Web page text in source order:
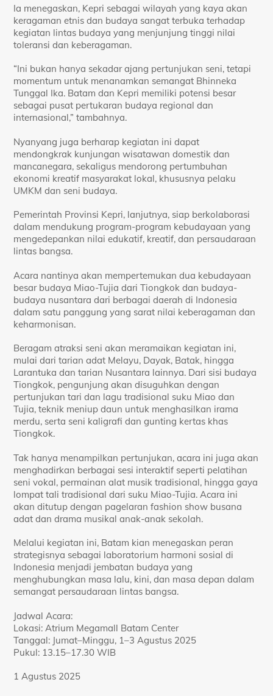
Ia menegaskan, Kepri sebagai wilayah yang kaya akan
keragaman etnis dan budaya sangat terbuka terhadap
kegiatan lintas budaya yang menjunjung tinggi nilai
toleransi dan keberagaman.
“Ini bukan hanya sekadar ajang pertunjukan seni, tetapi
momentum untuk menanamkan semangat Bhinneka
Tunggal Ika. Batam dan Kepri memiliki potensi besar
sebagai pusat pertukaran budaya regional dan
internasional,” tambahnya.
Nyanyang juga berharap kegiatan ini dapat
mendongkrak kunjungan wisatawan domestik dan
mancanegara, sekaligus mendorong pertumbuhan
ekonomi kreatif masyarakat lokal, khususnya pelaku
UMKM dan seni budaya.
Pemerintah Provinsi Kepri, lanjutnya, siap berkolaborasi
dalam mendukung program-program kebudayaan yang
mengedepankan nilai edukatif, kreatif, dan persaudaraan
lintas bangsa.
Acara nantinya akan mempertemukan dua kebudayaan
besar budaya Miao-Tujia dari Tiongkok dan budaya-
budaya nusantara dari berbagai daerah di Indonesia
dalam satu panggung yang sarat nilai keberagaman dan
keharmonisan.
Beragam atraksi seni akan meramaikan kegiatan ini,
mulai dari tarian adat Melayu, Dayak, Batak, hingga
Larantuka dan tarian Nusantara lainnya. Dari sisi budaya
Tiongkok, pengunjung akan disuguhkan dengan
pertunjukan tari dan lagu tradisional suku Miao dan
Tujia, teknik meniup daun untuk menghasilkan irama
merdu, serta seni kaligrafi dan gunting kertas khas
Tiongkok.
Tak hanya menampilkan pertunjukan, acara ini juga akan
menghadirkan berbagai sesi interaktif seperti pelatihan
seni vokal, permainan alat musik tradisional, hingga gaya
lompat tali tradisional dari suku Miao-Tujia. Acara ini
akan ditutup dengan pagelaran fashion show busana
adat dan drama musikal anak-anak sekolah.
Melalui kegiatan ini, Batam kian menegaskan peran
strategisnya sebagai laboratorium harmoni sosial di
Indonesia menjadi jembatan budaya yang
menghubungkan masa lalu, kini, dan masa depan dalam
semangat persaudaraan lintas bangsa.
Jadwal Acara:
Lokasi: Atrium Megamall Batam Center
Tanggal: Jumat–Minggu, 1–3 Agustus 2025
Pukul: 13.15–17.30 WIB
1 Agustus 2025